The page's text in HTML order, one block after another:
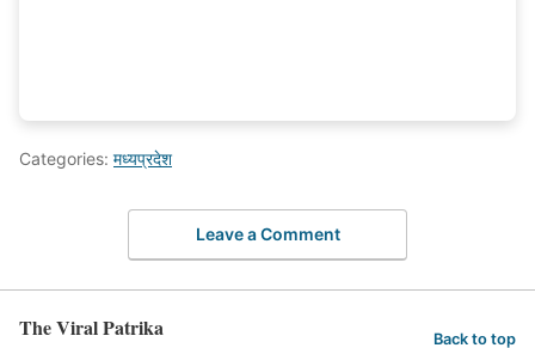
Categories: मध्यप्रदेश
Leave a Comment
The Viral Patrika Back to top